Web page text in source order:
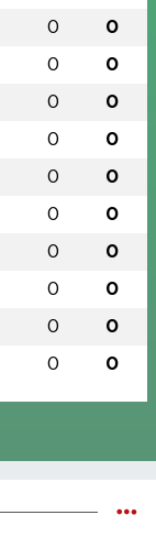
0 0
0 0
0 0
0 0
0 0
0 0
0 0
0 0
0 0
0 0